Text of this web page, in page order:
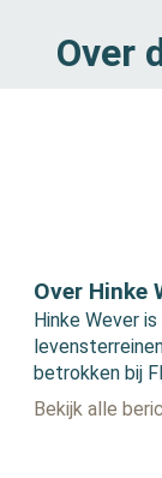
Over
Over Hinke
Hinke Wever
betrokken bij
Bekijk alle